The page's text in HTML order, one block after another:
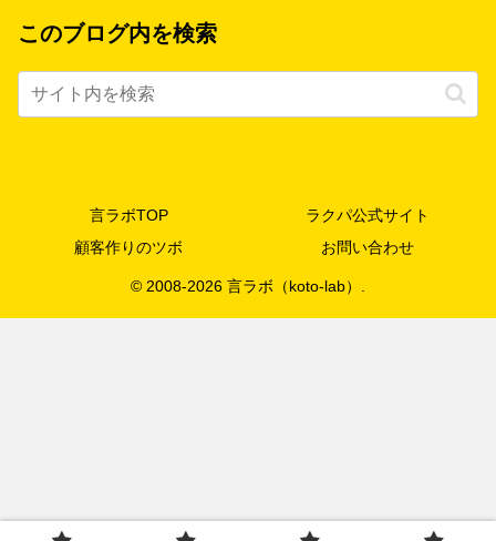
このブログ内を検索
言ラボTOP
ラクパ公式サイト
顧客作りのツボ
お問い合わせ
© 2008-2026 言ラボ（koto-lab）.